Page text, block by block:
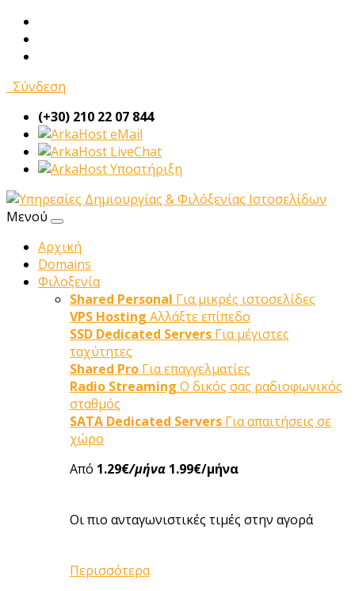
Σύνδεση
(+30) 210 22 07 844
eMail
LiveChat
Υποστήριξη
Μενού
Αρχική
Domains
Φιλοξενία
Shared Personal Για μικρές ιστοσελίδες
VPS Hosting Αλλάξτε επίπεδο
SSD Dedicated Servers Για μέγιστες
ταχύτητες
Shared Pro Για επαγγελματίες
Radio Streaming Ο δικός σας ραδιοφωνικός
σταθμός
SATA Dedicated Servers Για απαιτήσεις σε
χώρο
Από 1.29€/μήνα 1.99€/μήνα
Οι πιο ανταγωνιστικές τιμές στην αγορά
Περισσότερα